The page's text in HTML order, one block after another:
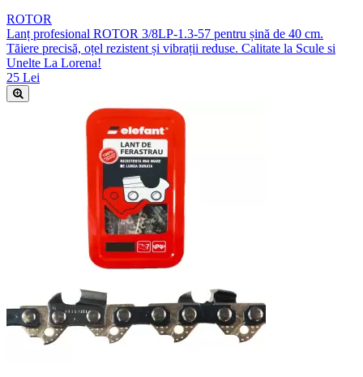
ROTOR
Lanț profesional ROTOR 3/8LP-1.3-57 pentru șină de 40 cm.
Tăiere precisă, oțel rezistent și vibrații reduse. Calitate la Scule si
Unelte La Lorena!
25 Lei